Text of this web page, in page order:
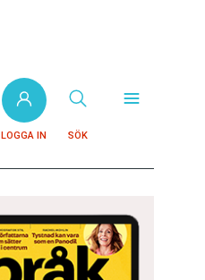
LOGGA IN SÖK